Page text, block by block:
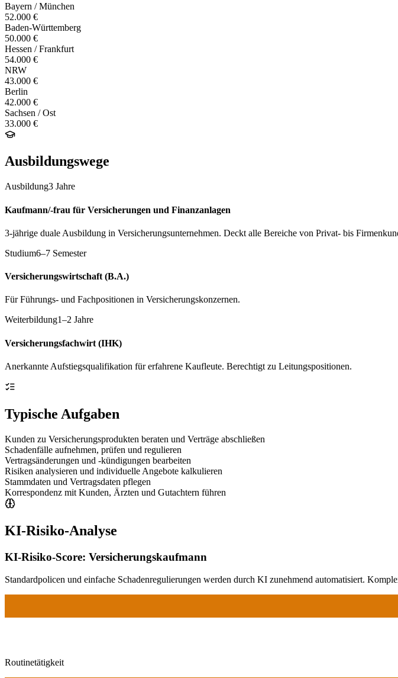
Bayern / München
52.000 €
Baden-Württemberg
50.000 €
Hessen / Frankfurt
54.000 €
NRW
43.000 €
Berlin
42.000 €
Sachsen / Ost
33.000 €
Ausbildungswege
Ausbildung3 Jahre
Kaufmann/-frau für Versicherungen und Finanzanlagen
3-jährige duale Ausbildung in Versicherungsunternehmen. Deckt alle Bereiche von Privat- bis
Studium6–7 Semester
Versicherungswirtschaft (B.A.)
Für Führungs- und Fachpositionen in Versicherungskonzernen.
Weiterbildung1–2 Jahre
Versicherungsfachwirt (IHK)
Anerkannte Aufstiegsqualifikation für erfahrene Kaufleute. Berechtigt zu Leitungspositionen.
Typische Aufgaben
Kunden zu Versicherungsprodukten beraten und Verträge abschließen
Schadenfälle aufnehmen, prüfen und regulieren
Vertragsänderungen und -kündigungen bearbeiten
Risiken analysieren und individuelle Angebote kalkulieren
Stammdaten und Vertragsdaten pflegen
Korrespondenz mit Kunden, Ärzten und Gutachtern führen
KI-Risiko-Analyse
KI-Risiko-Score: Versicherungskaufmann
Standardpolicen und einfache Schadenregulierungen werden durch KI zunehmend automatisiert.
Routinetätigkeit